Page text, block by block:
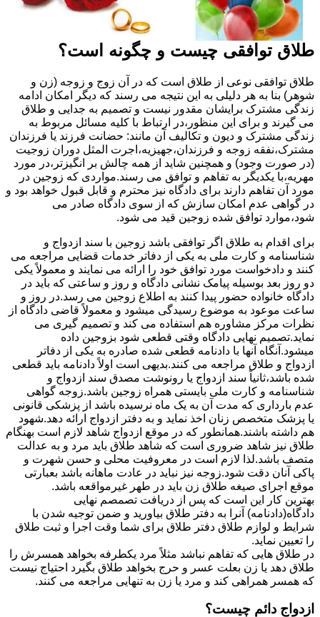
طلاق توافقی چیست و چگونه است؟
طلاق توافقی نوعی از طلاق است که در آن زوج و زوجه (زن و
شوهر) بنا به هر دلیلی به این نتیجه می رسند که دیگر امکان ادامه
زندگی مشترک برایشان مقدور نیست و تصمیم به جدایی و طلاق
می گیرند و برای این منظور،در ارتباط با کلیه مسائل مربوط به
زندگی مشترک و دیون و تکالیف آن مانند: حضانت فرزند یا فرزندان
مشترک،نفقه زوجه و فرزندان،جهیزیه،اجرت المثل دوران زوجیت
(در صورت وجود) و همچنین شاید از همه چالش بر انگیزتر،در مورد
مهریه،با یکدیگر به تفاهم و توافق می رسند.مواردی که زوجین در
مورد آن تفاهم دارند برای دادگاه نیز محترم و قابل قبول خواهد بود و
در گواهی عدم امکان سازش که از سوی دادگاه صادر می
شود،موارد توافق شده زوجین قید می شود.
برای اقدام به طلاق اگر توافقی باشد زوجین با سند ازدواج و
شناسنامه و کارت ملی به یکی از دفاتر خدمات قضایی مراجعه می
کنند و دادخواست مورد توافق خود را ارائه می نمایند و معمولاً یکی
دو روز بعد بوسیله پیامک نشانی دادگاه و روز و ساعتی که باید در
دادگاه خانواده حضور پیدا کنند به اطلاع زوجین می رسد.در روز و
ساعت موعود به موضوع رسیدگی میشود و معمولاً قاضی دادگاه از
نظرات مرکز مشاوره هم استفاده می کند و تصمیم گیری می
نماید.تصمیم نهایی دادگاه وقتی قطعی شود بزوجین داده
میشود.آنگاه آنها با دادنامه قطعی شده صادره به یکی از دفاتر
ازدواج و طلاق مراجعه می کنند.بدیهی است اولاً دادنامه باید قطعی
شده باشد،ثانیاً سند ازدواج یا رونوشت مصدق سند ازدواج و
شناسنامه و کارت ملی بایستی همراه زوجین باشد.زوجه گواهی
عدم بارداری که مدت آن به یک ماه نرسیده باشد از پزشکی قانونی
یا پزشک متخصص زنان اخذ نماید و به دفتر ازدواج ارائه دهد.شهود
هم داشته باشند.همانطور که در موقع ازدواج شاهد لازم است بهنگام
طلاق نیز شاهد ضروری است که شاهد طلاق باید مرد و به عدالت
متصف باشد.لذا لازم است در معروفیت محلی و حسن شهرت و
پاکی آنان دقت شود.زوجه نیز نباید در عادت ماهانه باشد بعبارتی
موقع اجرای صیغه طلاق زن باید در طهر غیرمواقعه باشد.
بهترین کار این است که پس از دریافت تصمصم نهایی
دادگاه(دادنامه) آنرا به دفتر طلاق بیاورید و ضمن توجیه شدن با
شرایط و لوازم طلاق دفتر طلاق برای شما وقت اجرا و ثبت طلاق
را تعیین نماید.
در طلاق هایی که تفاهم نباشد مثلاً مرد یکطرفه بخواهد همسرش را
طلاق دهد یا زن بعلت عسر و حرج بخواهد طلاق بگیرد احتیاج نیست
که همسر همراهی کند و مرد یا زن به تنهایی مراجعه می کنند.
ازدواج دائم چیست؟